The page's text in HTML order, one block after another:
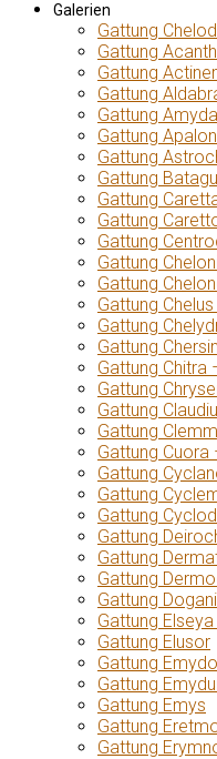
Galerien
Gattung
Gattung
Gattung
Gattung
Gattung Amyda
Gattung
Gattung
Gattung
Gattung
Gattung
Gattung
Gattung
Gattung
Gattung
Gattung
Gattung
Gattung Chitra
Gattung
Gattung
Gattung
Gattung
Gattung
Gattung
Gattung
Gattung
Gattung
Gattung
Gattung
Gattung
Gattung Elusor
Gattung
Gattung
Gattung Emys
Gattung
Gattung